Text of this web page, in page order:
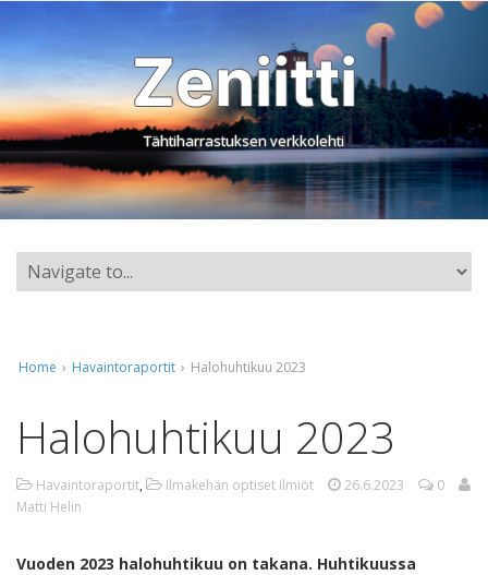
Zeniitti
Tähtiharrastuksen verkkolehti
Home › Havaintoraportit › Halohuhtikuu 2023
Halohuhtikuu 2023
Havaintoraportit, Ilmakehän optiset ilmiöt 26.6.2023
0
Matti Helin
Vuoden 2023 halohuhtikuu on takana. Huhtikuussa